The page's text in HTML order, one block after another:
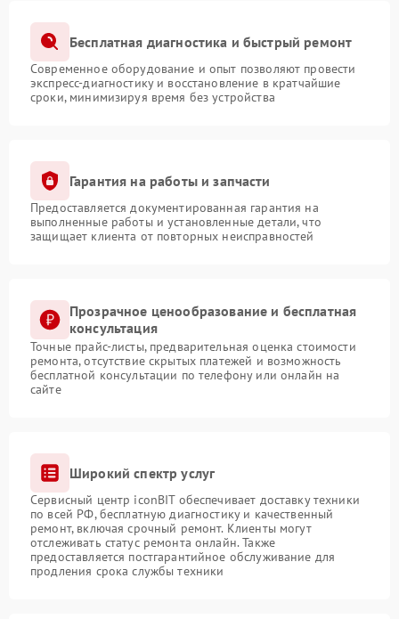
Бесплатная диагностика и быстрый ремонт
Современное оборудование и опыт позволяют провести
экспресс-диагностику и восстановление в кратчайшие
сроки, минимизируя время без устройства
Гарантия на работы и запчасти
Предоставляется документированная гарантия на
выполненные работы и установленные детали, что
защищает клиента от повторных неисправностей
Прозрачное ценообразование и бесплатная
консультация
Точные прайс-листы, предварительная оценка стоимости
ремонта, отсутствие скрытых платежей и возможность
бесплатной консультации по телефону или онлайн на
сайте
Широкий спектр услуг
Сервисный центр iconBIT обеспечивает доставку техники
по всей РФ, бесплатную диагностику и качественный
ремонт, включая срочный ремонт. Клиенты могут
отслеживать статус ремонта онлайн. Также
предоставляется постгарантийное обслуживание для
продления срока службы техники